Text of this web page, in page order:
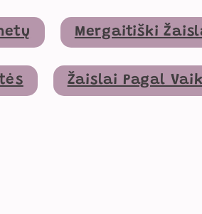
Mergaitiški
Žaislai Pagal